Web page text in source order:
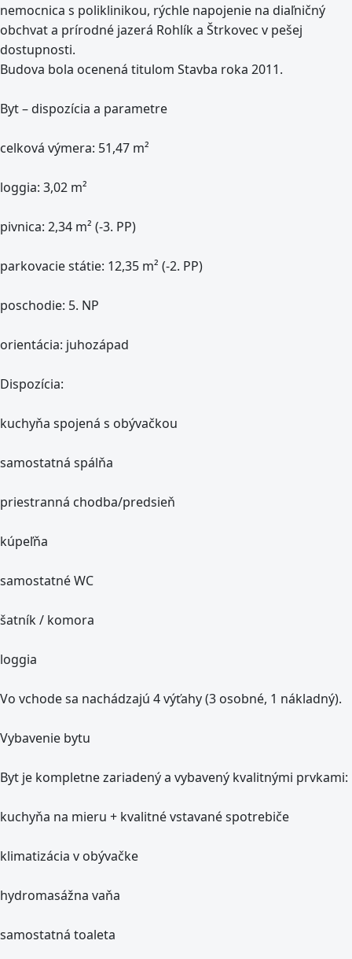
nemocnica s poliklinikou, rýchle napojenie na diaľničný
obchvat a prírodné jazerá Rohlík a Štrkovec v pešej
dostupnosti.
Budova bola ocenená titulom Stavba roka 2011.
Byt – dispozícia a parametre
celková výmera: 51,47 m²
loggia: 3,02 m²
pivnica: 2,34 m² (-3. PP)
parkovacie státie: 12,35 m² (-2. PP)
poschodie: 5. NP
orientácia: juhozápad
Dispozícia:
kuchyňa spojená s obývačkou
samostatná spálňa
priestranná chodba/predsieň
kúpeľňa
samostatné WC
šatník / komora
loggia
Vo vchode sa nachádzajú 4 výťahy (3 osobné, 1 nákladný).
Vybavenie bytu
Byt je kompletne zariadený a vybavený kvalitnými prvkami:
kuchyňa na mieru + kvalitné vstavané spotrebiče
klimatizácia v obývačke
hydromasážna vaňa
samostatná toaleta